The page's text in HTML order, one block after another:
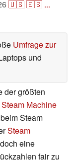
🇺🇸🇪🇸 ...
Umfrage zur
und
der größten
Steam Machine
Steam
Steam
eine
fair zu